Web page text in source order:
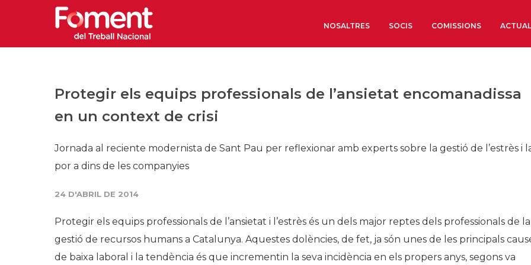
NOSALTRES
Òrgans de Govern
Institut d’Estudis
Organitzacions
SOCIS COMISSIONS
Protegir els equips professionals de l’ansietat encomanadissa
en un context de crisi
Jornada al reciente modernista de Sant Pau per reflexionar amb experts sobre la gestió de l’estrès i
por a dins de les companyies
24 D'ABRIL DE 2014
Protegir els equips professionals de l’ansietat i l’estrès és un dels major reptes dels professionals de la
gestió de recursos humans a Catalunya. Aquestes dolències, de fet, ja són unes de les principals
de baixa laboral i la tendència és que incrementin la seva incidència en els propers anys, segons va